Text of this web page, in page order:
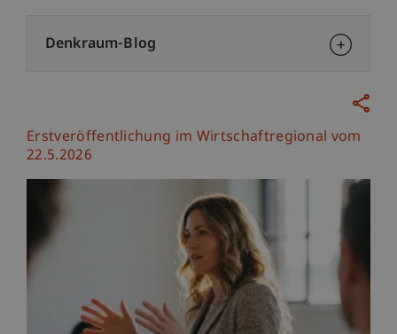
Erstveröffentlichung im Wirtschaftregional vom
22.5.2026
Denkraum-Blog